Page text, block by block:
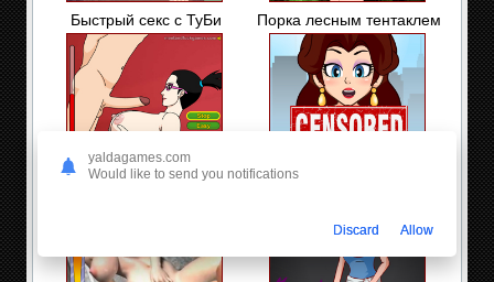
Быстрый секс с ТуБи Порка лесным тентаклем
Справедливые родители:
Пайзури Паулины
yaldagames.com
Would like to send you notifications
Discard Allow